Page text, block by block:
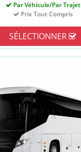
Par Véhicule/Par Trajet
Prix Tout Compris
SÉLECTIONNER